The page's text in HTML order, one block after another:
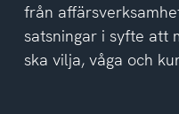
från
satsningar i syfte att
ska vilja, våga och